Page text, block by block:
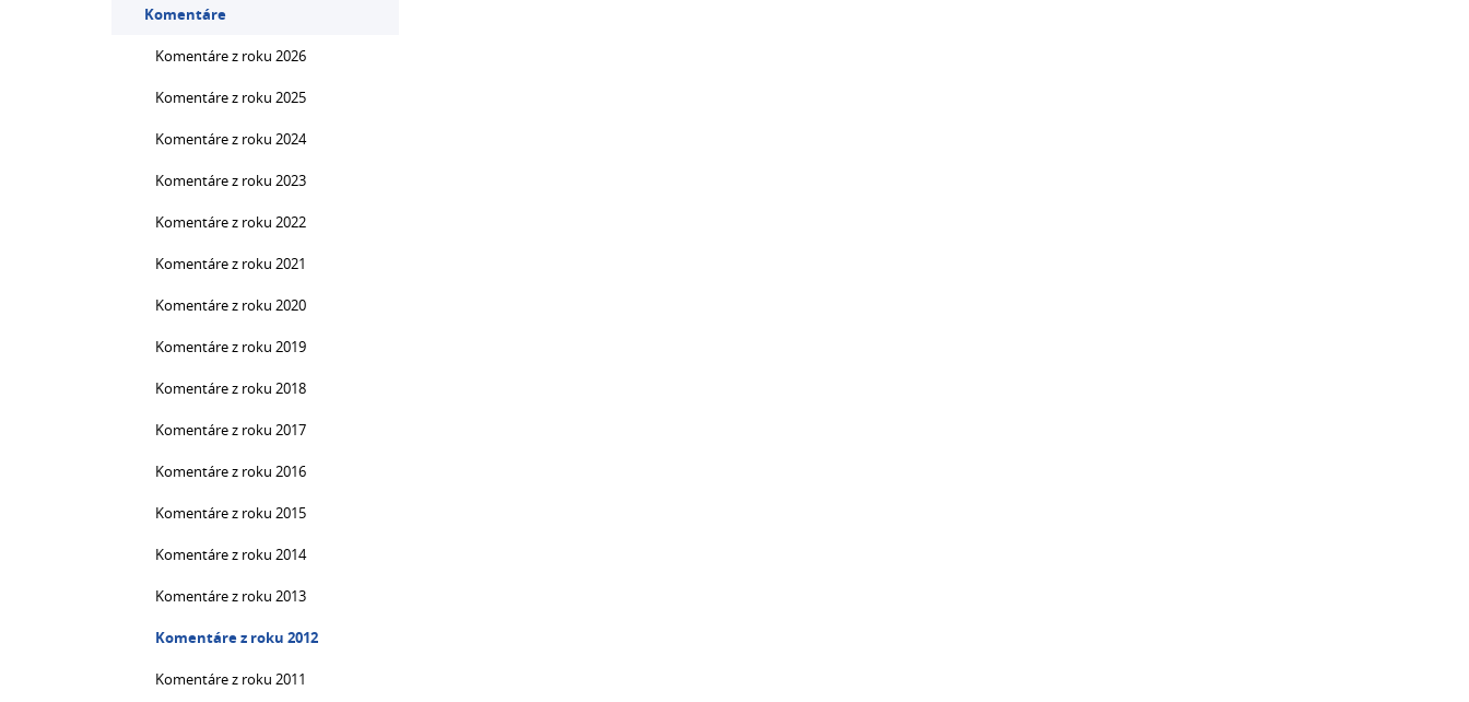
Komentáre
Komentáre z roku 2026
Komentáre z roku 2025
Komentáre z roku 2024
Komentáre z roku 2023
Komentáre z roku 2022
Komentáre z roku 2021
Komentáre z roku 2020
Komentáre z roku 2019
Komentáre z roku 2018
Komentáre z roku 2017
Komentáre z roku 2016
Komentáre z roku 2015
Komentáre z roku 2014
Komentáre z roku 2013
Komentáre z roku 2012
Komentáre z roku 2011